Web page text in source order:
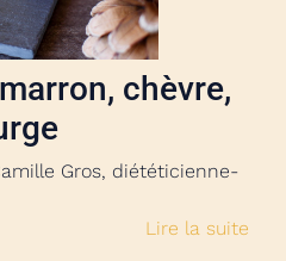
chèvre,
Gros, diététicienne-
Lire la suite